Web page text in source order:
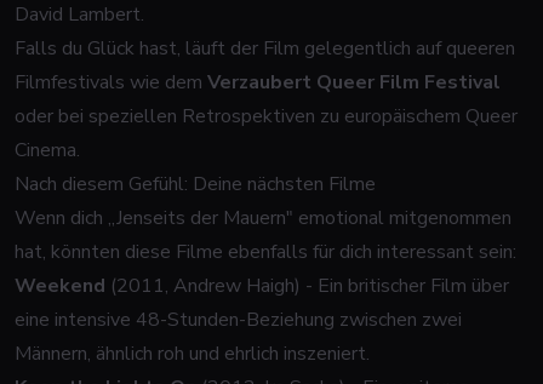
David Lambert.
Falls du Glück hast, läuft der Film gelegentlich auf queeren
Filmfestivals wie dem Verzaubert Queer Film Festival
oder bei speziellen Retrospektiven zu europäischem Queer
Cinema.
Nach diesem Gefühl: Deine nächsten Filme
Wenn dich „Jenseits der Mauern" emotional mitgenommen
hat, könnten diese Filme ebenfalls für dich interessant sein:
Weekend (2011, Andrew Haigh) - Ein britischer Film über
eine intensive 48-Stunden-Beziehung zwischen zwei
Männern, ähnlich roh und ehrlich inszeniert.